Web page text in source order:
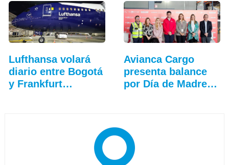
Lufthansa volará
diario entre Bogotá
y Frankfurt…
Avianca Cargo
presenta balance
por Día de Madres